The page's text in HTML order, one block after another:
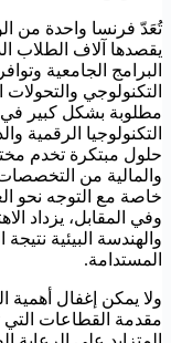
تُعَدّ فرنسا واحدة من
يقصدها آلاف الطلاب
البرامج الجامعية
التكنولوجي
مطلوبة بشكل كبير
التكنولوجيا الرقمية
حلول مبتكرة تخدم
والمالية من
خاصة مع التوجه نحو
وفي المقابل، يزداد
والهندسة البيئية
المستدامة.
ولا يمكن إغفال
مقدمة القطاعات التي